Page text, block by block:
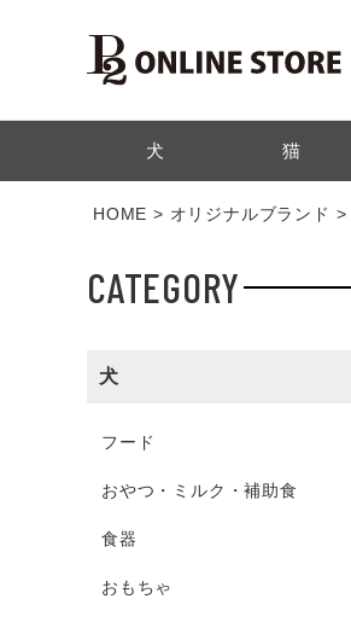
検索
犬 猫
HOME オリジナルブランド
CATEGORY
犬
フード
おやつ・ミルク・補助食
食器
おもちゃ